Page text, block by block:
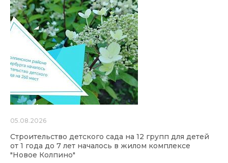
05.08.2026
Строительство детского сада на 12 групп для детей
от 1 года до 7 лет началось в жилом комплексе
"Новое Колпино"